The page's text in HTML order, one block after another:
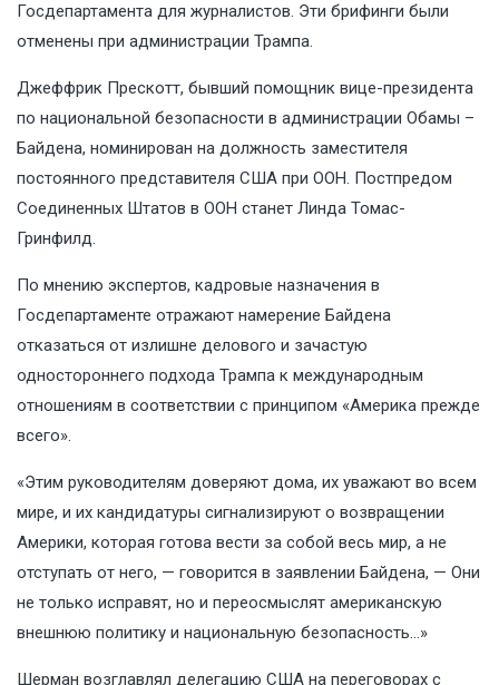
Госдепартамента для журналистов. Эти брифинги были
отменены при администрации Трампа.
Джеффрик Прескотт, бывший помощник вице-президента
по национальной безопасности в администрации Обамы –
Байдена, номинирован на должность заместителя
постоянного представителя США при ООН. Постпредом
Соединенных Штатов в ООН станет Линда Томас-
Гринфилд.
По мнению экспертов, кадровые назначения в
Госдепартаменте отражают намерение Байдена
отказаться от излишне делового и зачастую
одностороннего подхода Трампа к международным
отношениям в соответствии с принципом «Америка прежде
всего».
«Этим руководителям доверяют дома, их уважают во всем
мире, и их кандидатуры сигнализируют о возвращении
Америки, которая готова вести за собой весь мир, а не
отступать от него, — говорится в заявлении Байдена, — Они
не только исправят, но и переосмыслят американскую
внешнюю политику и национальную безопасность…»
Шерман возглавлял делегацию США на переговорах с